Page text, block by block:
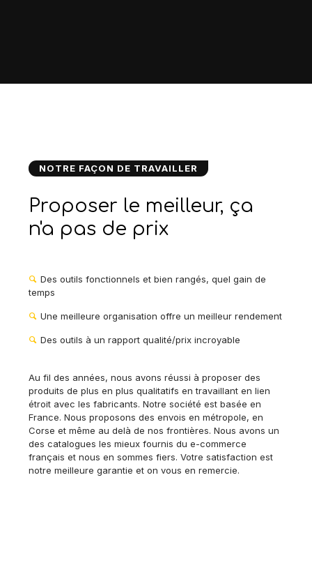
NOTRE FAÇON DE TRAVAILLER
Proposer le meilleur, ça
n'a pas de prix
Des outils fonctionnels et bien rangés, quel gain de
temps
Une meilleure organisation offre un meilleur rendement
Des outils à un rapport qualité/prix incroyable
Au fil des années, nous avons réussi à proposer des
produits de plus en plus qualitatifs en travaillant en lien
étroit avec les fabricants. Notre société est basée en
France. Nous proposons des envois en métropole, en
Corse et même au delà de nos frontières. Nous avons un
des catalogues les mieux fournis du e-commerce
français et nous en sommes fiers. Votre satisfaction est
notre meilleure garantie et on vous en remercie.